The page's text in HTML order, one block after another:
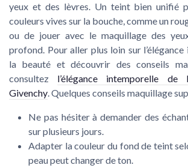
yeux et des lèvres. Un teint bien unifié
couleurs vives sur la bouche, comme un
ou de jouer avec le maquillage des
profond. Pour aller plus loin sur
la beauté et découvrir des conseils
consultez l’élégance intemporelle
Givenchy. Quelques conseils maquillage
Ne pas hésiter à demander des
sur plusieurs jours.
Adapter la couleur du fond de teint
peau peut changer de ton.